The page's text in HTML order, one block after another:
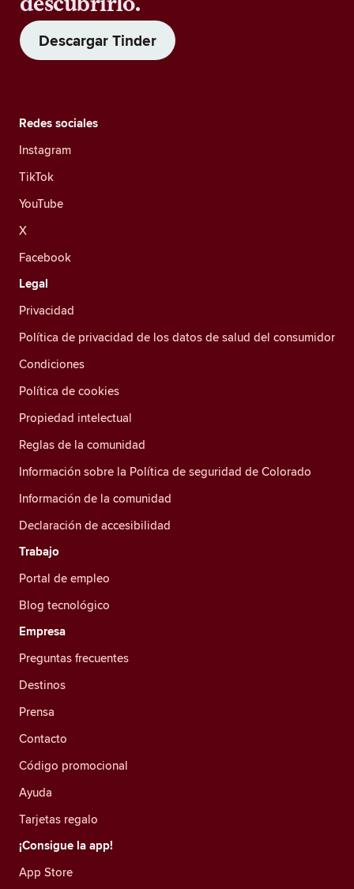
Descargar Tinder
Redes sociales
Instagram
TikTok
YouTube
X
Facebook
Legal
Privacidad
Política de privacidad de los datos de salud del consumidor
Condiciones
Política de cookies
Propiedad intelectual
Reglas de la comunidad
Información sobre la Política de seguridad de Colorado
Información de la comunidad
Declaración de accesibilidad
Trabajo
Portal de empleo
Blog tecnológico
Empresa
Preguntas frecuentes
Destinos
Prensa
Contacto
Código promocional
Ayuda
Tarjetas regalo
¡Consigue la app!
App Store